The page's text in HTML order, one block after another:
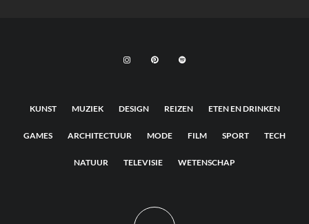
KUNST MUZIEK DESIGN REIZEN ETEN EN DRINKEN
GAMES ARCHITECTUUR MODE FILM SPORT TECH
NATUUR TELEVISIE WETENSCHAP